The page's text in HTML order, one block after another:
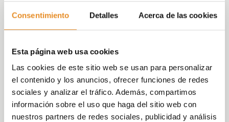
Consentimiento Detalles Acerca de las cookies
Esta página web usa cookies
Las cookies de este sitio web se usan para personalizar
el contenido y los anuncios, ofrecer funciones de redes
sociales y analizar el tráfico. Además, compartimos
información sobre el uso que haga del sitio web con
nuestros partners de redes sociales, publicidad y análisis